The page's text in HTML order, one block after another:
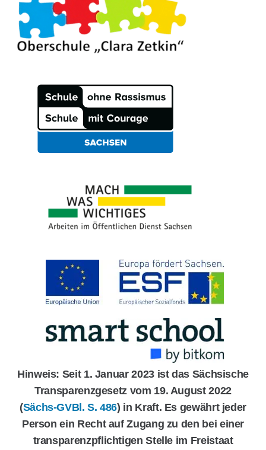
Hinweis: Seit 1. Januar 2023 ist das Sächsische
Transparenzgesetz vom 19. August 2022
(Sächs-GVBl. S. 486) in Kraft. Es gewährt jeder
Person ein Recht auf Zugang zu den bei einer
transparenzpflichtigen Stelle im Freistaat